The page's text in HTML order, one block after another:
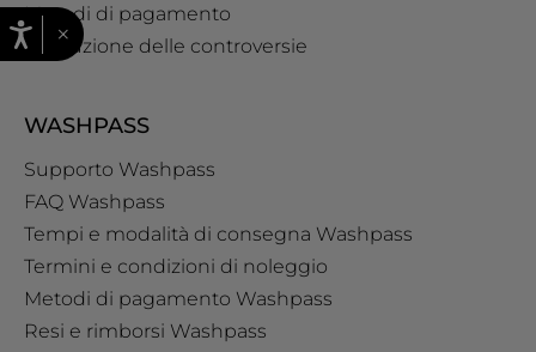
Metodi di pagamento
Risoluzione delle controversie
WASHPASS
Supporto Washpass
FAQ Washpass
Tempi e modalità di consegna Washpass
Termini e condizioni di noleggio
Metodi di pagamento Washpass
Resi e rimborsi Washpass
×